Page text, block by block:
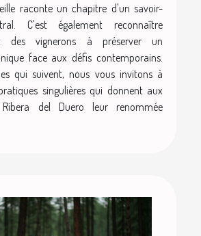
raconte un chapitre d'un savoir-
C'est également reconnaître
des vignerons à préserver un
face aux défis contemporains.
qui suivent, nous vous invitons à
singulières qui donnent aux
del Duero leur renommée